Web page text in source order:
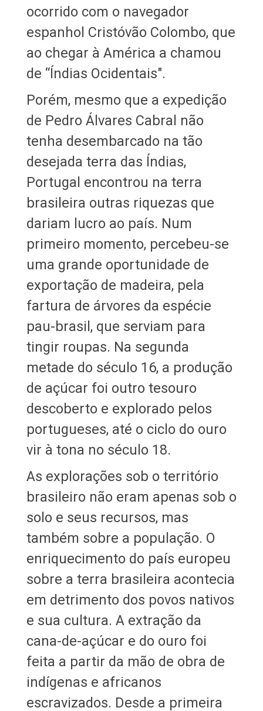
ocorrido com o navegador
espanhol Cristóvão Colombo, que
ao chegar à América a chamou
de “Índias Ocidentais".
Porém, mesmo que a expedição
de Pedro Álvares Cabral não
tenha desembarcado na tão
desejada terra das Índias,
Portugal encontrou na terra
brasileira outras riquezas que
dariam lucro ao país. Num
primeiro momento, percebeu-se
uma grande oportunidade de
exportação de madeira, pela
fartura de árvores da espécie
pau-brasil, que serviam para
tingir roupas. Na segunda
metade do século 16, a produção
de açúcar foi outro tesouro
descoberto e explorado pelos
portugueses, até o ciclo do ouro
vir à tona no século 18.
As explorações sob o território
brasileiro não eram apenas sob o
solo e seus recursos, mas
também sobre a população. O
enriquecimento do país europeu
sobre a terra brasileira acontecia
em detrimento dos povos nativos
e sua cultura. A extração da
cana-de-açúcar e do ouro foi
feita a partir da mão de obra de
indígenas e africanos
escravizados. Desde a primeira